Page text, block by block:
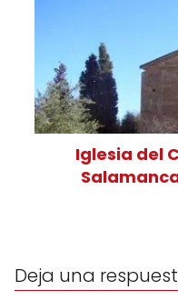
Iglesia del
Deja una